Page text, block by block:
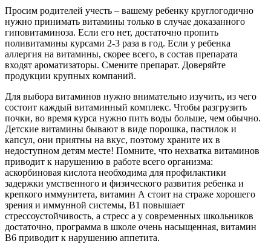
Просим родителей учесть – вашему ребенку круглогодично
нужно принимать витамины только в случае доказанного
гиповитаминоза. Если его нет, достаточно пропить
поливитамины курсами 2-3 раза в год. Если у ребенка
аллергия на витамины, скорее всего, в состав препарата
входят ароматизаторы. Смените препарат. Доверяйте
продукции крупных компаний.
Для выбора витаминов нужно внимательно изучить, из чего
состоит каждый витаминный комплекс. Чтобы разгрузить
почки, во время курса нужно пить воды больше, чем обычно.
Детские витамины бывают в виде порошка, пастилок и
капсул, они приятны на вкус, поэтому храните их в
недоступном детям месте! Помните, что нехватка витаминов
приводит к нарушению в работе всего организма:
аскорбиновая кислота необходима для профилактики
задержки умственного и физического развития ребенка и
крепкого иммунитета, витамин А стоит на страже хорошего
зрения и иммунной системы, В1 повышает
стрессоустойчивость, а стресс а у современных школьников
достаточно, программа в школе очень насыщенная, витамин
В6 приводит к нарушению аппетита.